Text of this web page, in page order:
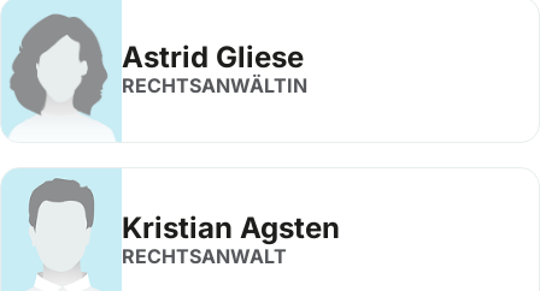
Astrid Gliese
RECHTSANWÄLTIN
Kristian Agsten
RECHTSANWALT